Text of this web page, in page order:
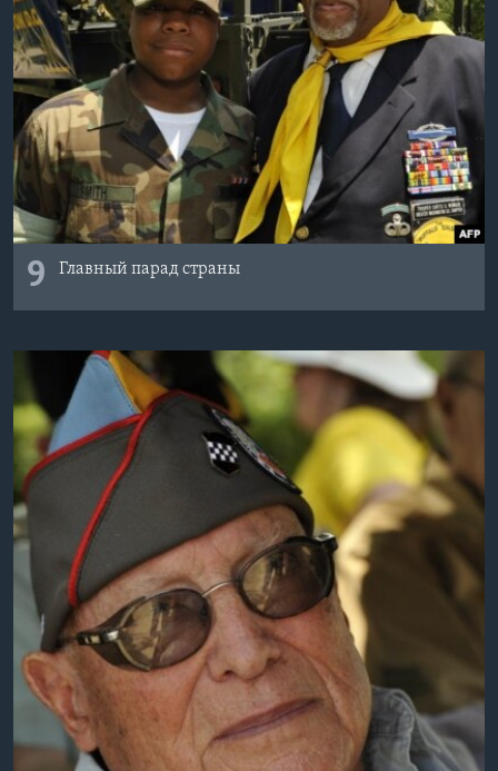
9 Главный парад страны